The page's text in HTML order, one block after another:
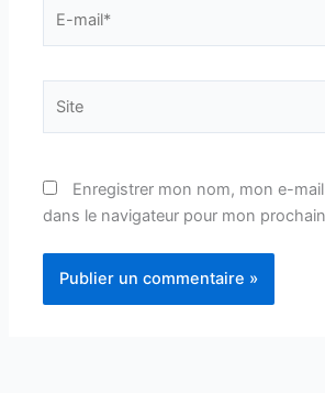
mail*
Enregistrer mon nom, mon e-
dans le navigateur pour mon